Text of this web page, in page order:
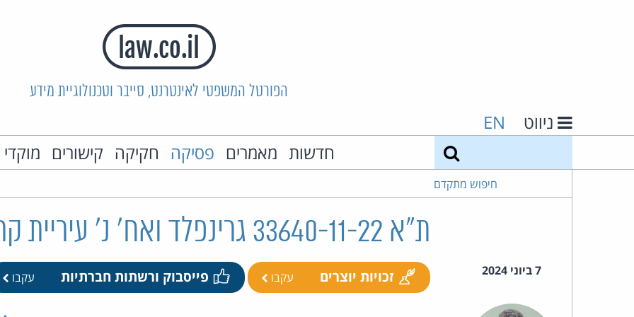
הפורטל המשפטי לאינטרנט, סייבר וטכנולוגיית מידע
ניווט EN
חדשות מאמרים פסיקה חקיקה קישורים
חיפוש מתקדם
ת"א 33640-11-22 גרינפלד ואח' נ' עיריית קרית גת ואח'
7 ביוני 2024 זכויות יוצרים עקבו פייסבוק ורשתות חברתיות עקבו